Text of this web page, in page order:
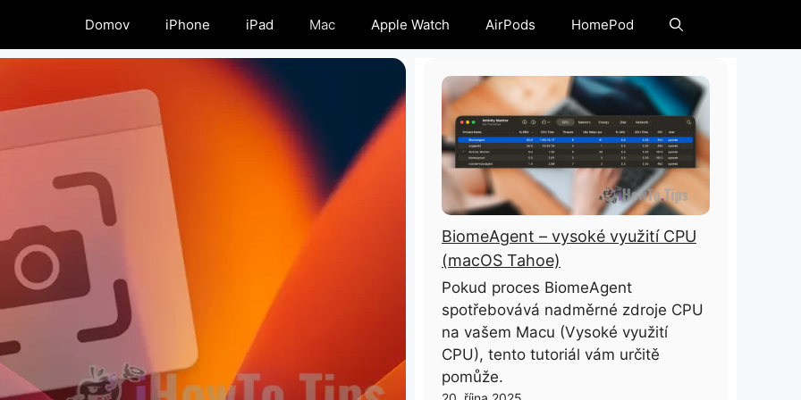
Domov iPhone iPad Mac Apple Watch AirPods HomePod
BiomeAgent – ​​vysoké využití CPU
(macOS Tahoe)
Pokud proces BiomeAgent
spotřebovává nadměrné zdroje CPU
na vašem Macu (Vysoké využití
CPU), tento tutoriál vám určitě
pomůže.